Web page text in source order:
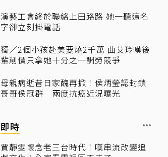
演藝工會終於聯絡上田路路 她一聽這名
字卻立刻掛電話
獨／2個小孩赴美要燒2千萬 曲艾玲嘆後
輩削價只拿她十分之一酬勞競爭
母親病逝昔日家醜再掀！侯炳瑩認封鎖
哥哥侯冠群 兩度抗癌近況曝光
即時
賈靜雯懷念老三台時代！嘆串流改變追